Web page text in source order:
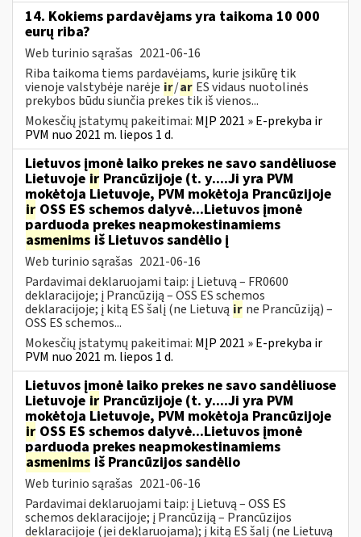
14. Kokiems pardavėjams yra taikoma 10 000
eurų riba?
Web turinio sąrašas 2021-06-16
Riba taikoma tiems pardavėjams, kurie įsikūrę tik
vienoje valstybėje narėje ir/ar ES vidaus nuotolinės
prekybos būdu siunčia prekes tik iš vienos...
Mokesčių įstatymų pakeitimai: MĮP 2021 » E-prekyba ir
PVM nuo 2021 m. liepos 1 d.
Lietuvos įmonė laiko prekes ne savo sandėliuose
Lietuvoje ir Prancūzijoje (t. y....Ji yra PVM
mokėtoja Lietuvoje, PVM mokėtoja Prancūzijoje
ir OSS ES schemos dalyvė...Lietuvos įmonė
parduoda prekes neapmokestinamiems
asmenims iš Lietuvos sandėlio į
Web turinio sąrašas 2021-06-16
Pardavimai deklaruojami taip: į Lietuvą – FR0600
deklaracijoje; į Prancūziją – OSS ES schemos
deklaracijoje; į kitą ES šalį (ne Lietuvą ir ne Prancūziją) –
OSS ES schemos...
Mokesčių įstatymų pakeitimai: MĮP 2021 » E-prekyba ir
PVM nuo 2021 m. liepos 1 d.
Lietuvos įmonė laiko prekes ne savo sandėliuose
Lietuvoje ir Prancūzijoje (t. y....Ji yra PVM
mokėtoja Lietuvoje, PVM mokėtoja Prancūzijoje
ir OSS ES schemos dalyvė...Lietuvos įmonė
parduoda prekes neapmokestinamiems
asmenims iš Prancūzijos sandėlio
Web turinio sąrašas 2021-06-16
Pardavimai deklaruojami taip: į Lietuvą – OSS ES
schemos deklaracijoje; į Prancūziją – Prancūzijos
deklaracijoje (jei deklaruojama); į kitą ES šalį (ne Lietuvą